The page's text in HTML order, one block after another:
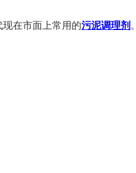
现在市面上常用的污泥调理剂 。